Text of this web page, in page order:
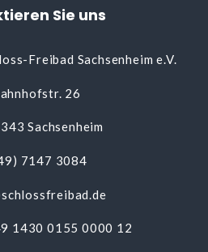
Sie uns
Freibad Sachsenheim e.V.
26
Sachsenheim
7147 3084
1430 0155 0000 12